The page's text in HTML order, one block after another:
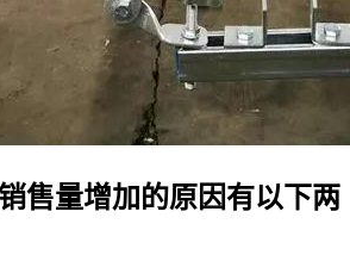
售量增加的原因有以下两